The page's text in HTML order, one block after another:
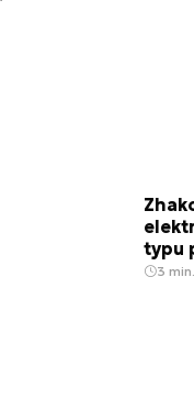
typu
3 min.